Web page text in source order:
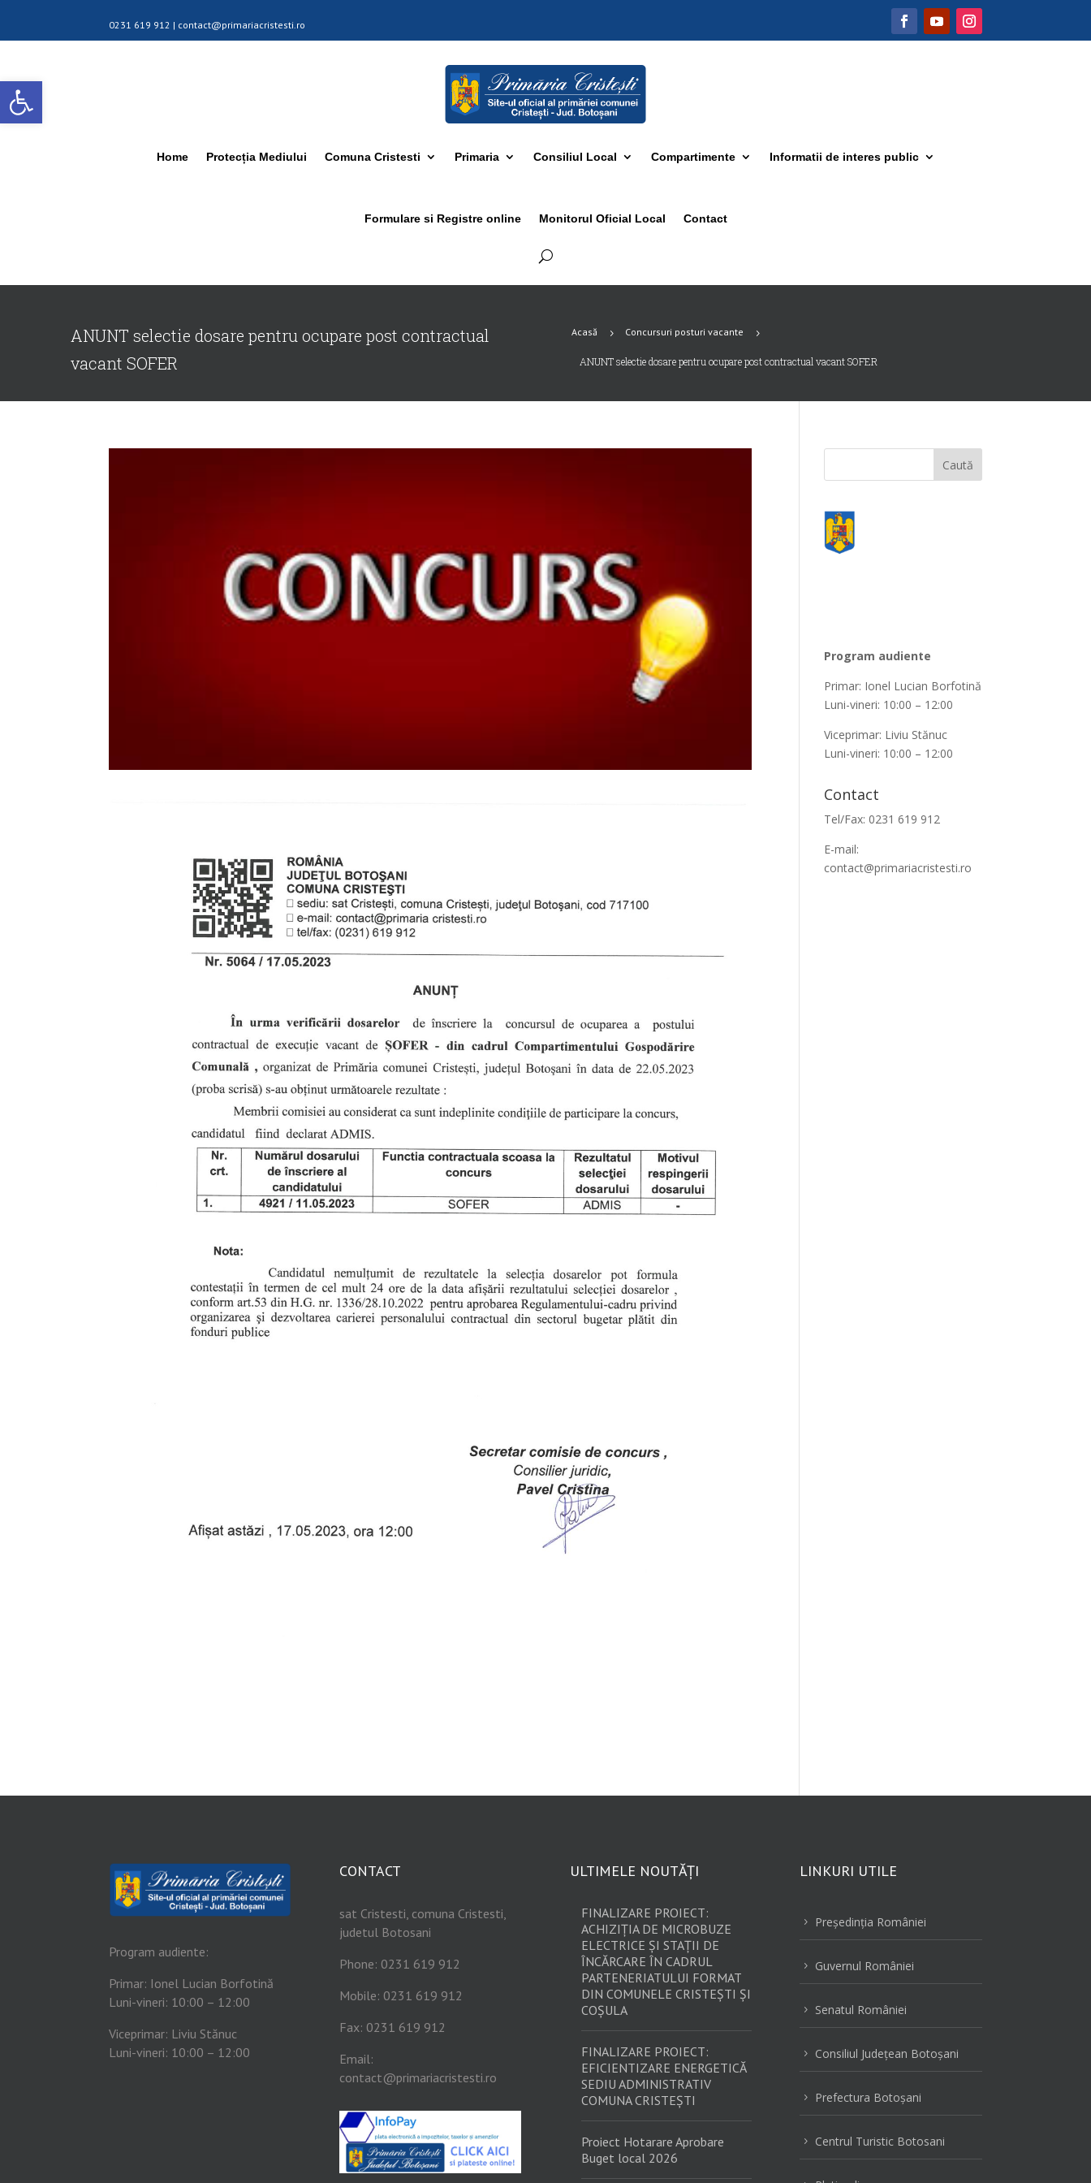
Deschide bara de unelte
0231 619 912 | contact@primariacristesti.ro
Home Protecția Mediului Comuna Cristesti Primaria Consiliul Local Compartimente Informatii de interes public
Formulare si Registre online Monitorul Oficial Local Contact
ANUNT selectie dosare pentru ocupare post contractual
vacant SOFER
Acasă 5 Concursuri posturi vacante 5
ANUNT selectie dosare pentru ocupare post contractual vacant SOFER
Program audiente
Primar: Ionel Lucian Borfotină
Luni-vineri: 10:00 – 12:00
Viceprimar: Liviu Stănuc
Luni-vineri: 10:00 – 12:00
Contact
Tel/Fax: 0231 619 912
E-mail:
contact@primariacristesti.ro
Program audiente:
Primar: Ionel Lucian Borfotină
Luni-vineri: 10:00 – 12:00
Viceprimar: Liviu Stănuc
Luni-vineri: 10:00 – 12:00
CONTACT
sat Cristesti, comuna Cristesti,
judetul Botosani
Phone: 0231 619 912
Mobile: 0231 619 912
Fax: 0231 619 912
Email:
contact@primariacristesti.ro
ULTIMELE NOUTĂȚI
FINALIZARE PROIECT:
ACHIZIȚIA DE MICROBUZE
ELECTRICE ȘI STAȚII DE
ÎNCĂRCARE ÎN CADRUL
PARTENERIATULUI FORMAT
DIN COMUNELE CRISTEȘTI ȘI
COȘULA
FINALIZARE PROIECT:
EFICIENTIZARE ENERGETICĂ
SEDIU ADMINISTRATIV
COMUNA CRISTEȘTI
Proiect Hotarare Aprobare
Buget local 2026
LINKURI UTILE
5 Preşedinţia României
5 Guvernul României
5 Senatul României
5 Consiliul Judeţean Botoşani
5 Prefectura Botoşani
5 Centrul Turistic Botosani